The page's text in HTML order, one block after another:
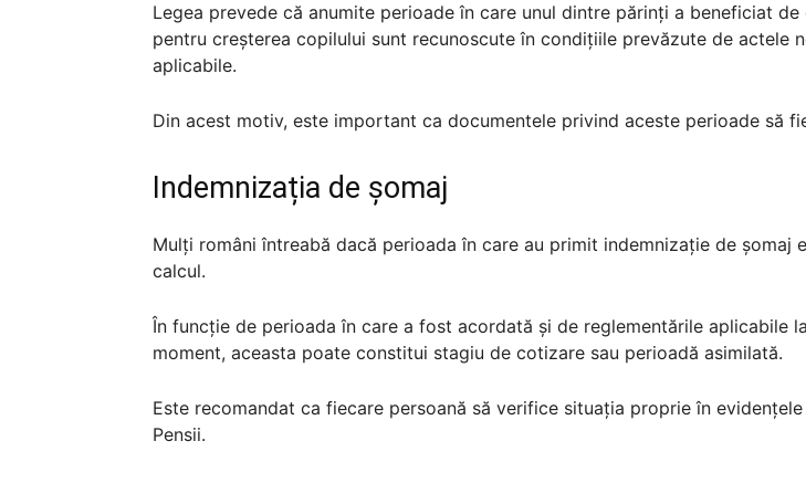
Legea prevede că anumite perioade în care unul dintre părinți a beneficiat de
pentru creșterea copilului sunt recunoscute în condițiile prevăzute de actele
aplicabile.
Din acest motiv, este important ca documentele privind aceste perioade să
Indemnizația de șomaj
Mulți români întreabă dacă perioada în care au primit indemnizație de șomaj
calcul.
În funcție de perioada în care a fost acordată și de reglementările aplicabile
moment, aceasta poate constitui stagiu de cotizare sau perioadă asimilată.
Este recomandat ca fiecare persoană să verifice situația proprie în
Pensii.